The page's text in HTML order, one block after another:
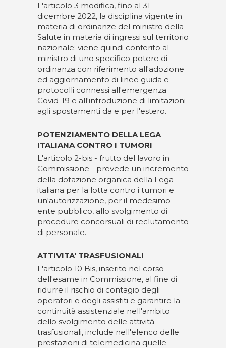
L'articolo 3 modifica, fino al 31
dicembre 2022, la disciplina vigente in
materia di ordinanze del ministro della
Salute in materia di ingressi sul territorio
nazionale: viene quindi conferito al
ministro di uno specifico potere di
ordinanza con riferimento all'adozione
ed aggiornamento di linee guida e
protocolli connessi all'emergenza
Covid-19 e all'introduzione di limitazioni
agli spostamenti da e per l'estero.
POTENZIAMENTO DELLA LEGA
ITALIANA CONTRO I TUMORI
L'articolo 2-bis - frutto del lavoro in
Commissione - prevede un incremento
della dotazione organica della Lega
italiana per la lotta contro i tumori e
un'autorizzazione, per il medesimo
ente pubblico, allo svolgimento di
procedure concorsuali di reclutamento
di personale.
ATTIVITA' TRASFUSIONALI
L'articolo 10 Bis, inserito nel corso
dell'esame in Commissione, al fine di
ridurre il rischio di contagio degli
operatori e degli assistiti e garantire la
continuità assistenziale nell'ambito
dello svolgimento delle attività
trasfusionali, include nell'elenco delle
prestazioni di telemedicina quelle